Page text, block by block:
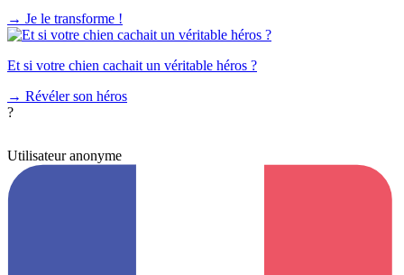
→ Je le transforme !
Et si votre chien cachait un véritable héros ?
→ Révéler son héros
?
Utilisateur anonyme